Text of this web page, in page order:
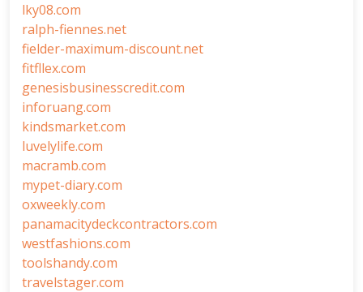
lky08.com
ralph-fiennes.net
fielder-maximum-discount.net
fitfllex.com
genesisbusinesscredit.com
inforuang.com
kindsmarket.com
luvelylife.com
macramb.com
mypet-diary.com
oxweekly.com
panamacitydeckcontractors.com
westfashions.com
toolshandy.com
travelstager.com